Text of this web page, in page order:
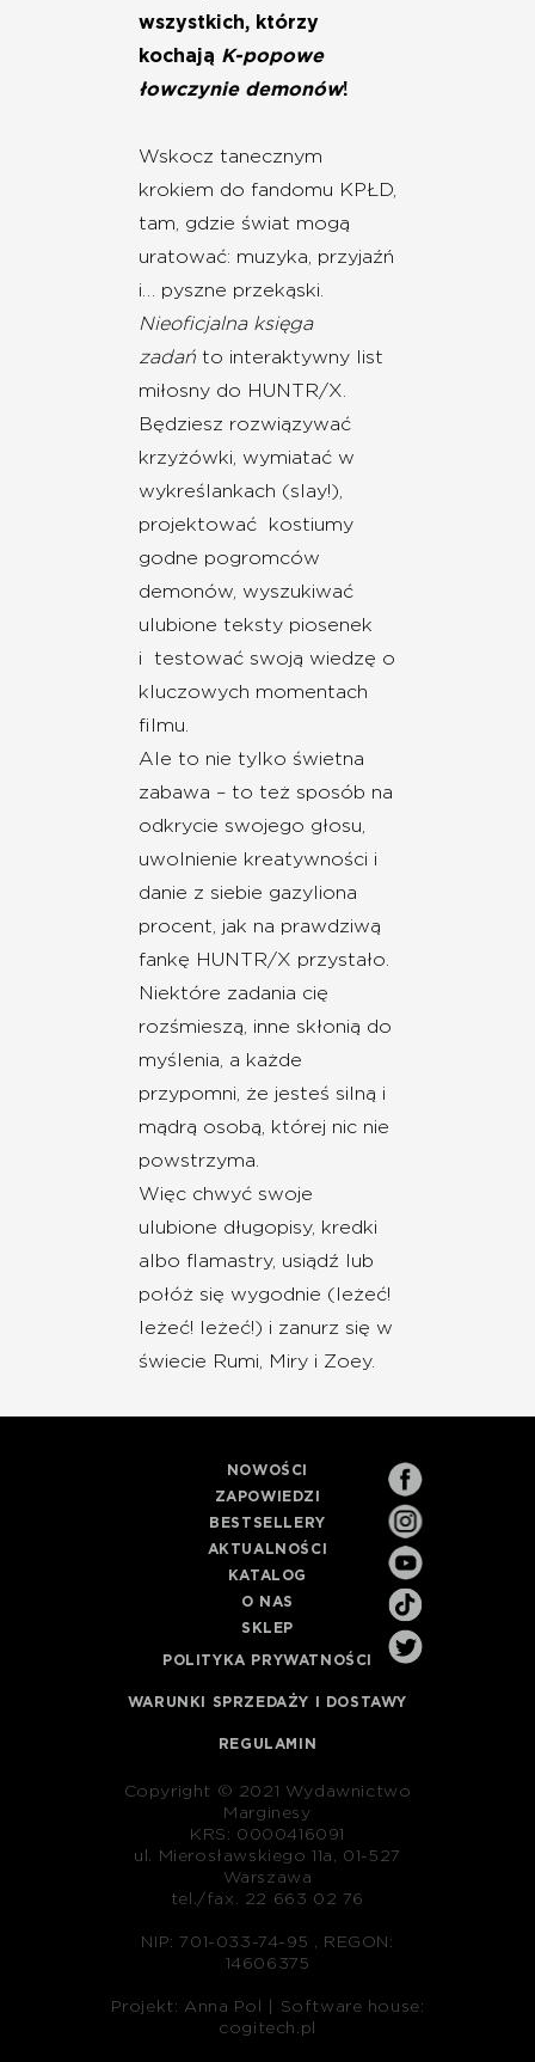
wszystkich, którzy
kochają K-popowe
łowczynie demonów!
Wskocz tanecznym
krokiem do fandomu KPŁD,
tam, gdzie świat mogą
uratować: muzyka, przyjaźń
i… pyszne przekąski.
Nieoficjalna księga
zadań to interaktywny list
miłosny do HUNTR/X.
Będziesz rozwiązywać
krzyżówki, wymiatać w
wykreślankach (slay!),
projektować kostiumy
godne pogromców
demonów, wyszukiwać
ulubione teksty piosenek
i testować swoją wiedzę o
kluczowych momentach
filmu.
Ale to nie tylko świetna
zabawa – to też sposób na
odkrycie swojego głosu,
uwolnienie kreatywności i
danie z siebie gazyliona
procent, jak na prawdziwą
fankę HUNTR/X przystało.
Niektóre zadania cię
rozśmieszą, inne skłonią do
myślenia, a każde
przypomni, że jesteś silną i
mądrą osobą, której nic nie
powstrzyma.
Więc chwyć swoje
ulubione długopisy, kredki
albo flamastry, usiądź lub
połóż się wygodnie (leżeć!
leżeć! leżeć!) i zanurz się w
świecie Rumi, Miry i Zoey.
NOWOŚCI
ZAPOWIEDZI
BESTSELLERY
AKTUALNOŚCI
KATALOG
O NAS
SKLEP
POLITYKA PRYWATNOŚCI
WARUNKI SPRZEDAŻY I DOSTAWY
REGULAMIN
Copyright © 2021 Wydawnictwo
Marginesy
KRS: 0000416091
ul. Mierosławskiego 11a, 01-527
Warszawa
tel./fax. 22 663 02 76
NIP: 701-033-74-95 , REGON:
14606375
Projekt: Anna Pol |
Software house:
cogitech.pl